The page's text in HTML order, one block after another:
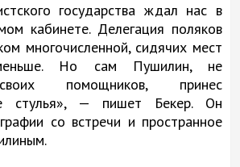
государства ждал нас в
кабинете. Делегация поляков
многочисленной, сидячих мест
меньше. Но сам Пушилин, не
помощников, принес
стулья», — пишет Бекер. Он
со встречи и пространное